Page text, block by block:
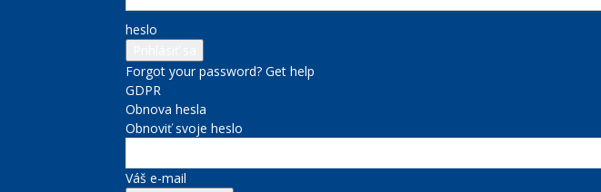
heslo
Forgot your password? Get help
GDPR
Obnova hesla
Obnoviť svoje heslo
Váš e-mail